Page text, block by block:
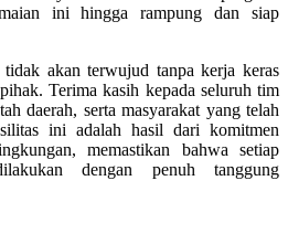
ini hingga rampung dan siap
akan terwujud tanpa kerja keras
Terima kasih kepada seluruh tim
daerah, serta masyarakat yang telah
ini adalah hasil dari komitmen
memastikan bahwa setiap
dengan penuh tanggung